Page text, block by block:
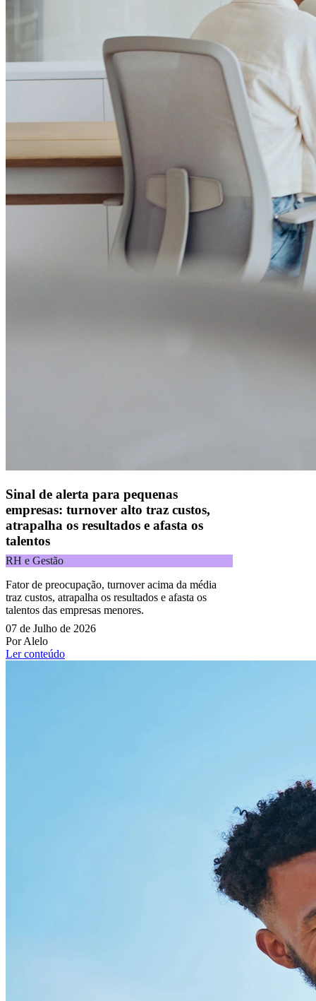
Sinal de alerta para pequenas
empresas: turnover alto traz custos,
atrapalha os resultados e afasta os
talentos
RH e Gestão
Fator de preocupação, turnover acima da média
traz custos, atrapalha os resultados e afasta os
talentos das empresas menores.
07 de Julho de 2026
Por Alelo
Ler conteúdo
Canal de Ética
Código Corporativo de Conduta Ética
Compromisso com o Meio Ambiente
Educação Financeira
Ouvidoria
Política de Prevenção à Lavagem de Dinheiro
Política de Privacidade
Política de Segurança da Informação
Relatório de Transparência Salarial
Regulamento do Arranjo PAT
Soluções
Gestão de VT
Soluções de Pagamentos